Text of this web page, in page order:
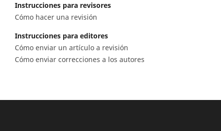
Instrucciones para revisores
Cómo hacer una revisión
Instrucciones para editores
Cómo enviar un artículo a revisión
Cómo enviar correcciones a los autores